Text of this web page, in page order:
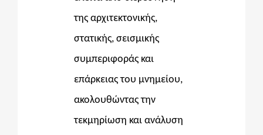
της αρχιτεκτονικής,
στατικής, σεισμικής
συμπεριφοράς και
επάρκειας του μνημείου,
ακολουθώντας την
τεκμηρίωση και ανάλυση